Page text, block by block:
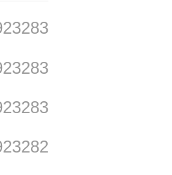
村高
设带
快推
障有